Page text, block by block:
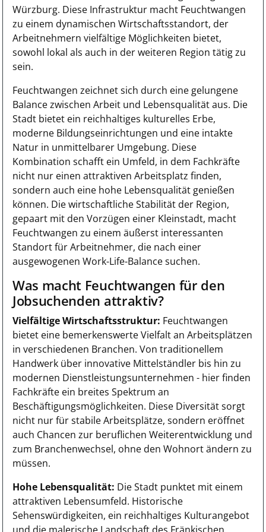
Würzburg. Diese Infrastruktur macht Feuchtwangen
zu einem dynamischen Wirtschaftsstandort, der
Arbeitnehmern vielfältige Möglichkeiten bietet,
sowohl lokal als auch in der weiteren Region tätig zu
sein.
Feuchtwangen zeichnet sich durch eine gelungene
Balance zwischen Arbeit und Lebensqualität aus. Die
Stadt bietet ein reichhaltiges kulturelles Erbe,
moderne Bildungseinrichtungen und eine intakte
Natur in unmittelbarer Umgebung. Diese
Kombination schafft ein Umfeld, in dem Fachkräfte
nicht nur einen attraktiven Arbeitsplatz finden,
sondern auch eine hohe Lebensqualität genießen
können. Die wirtschaftliche Stabilität der Region,
gepaart mit den Vorzügen einer Kleinstadt, macht
Feuchtwangen zu einem äußerst interessanten
Standort für Arbeitnehmer, die nach einer
ausgewogenen Work-Life-Balance suchen.
Was macht Feuchtwangen für den
Jobsuchenden attraktiv?
Vielfältige Wirtschaftsstruktur: Feuchtwangen
bietet eine bemerkenswerte Vielfalt an Arbeitsplätzen
in verschiedenen Branchen. Von traditionellem
Handwerk über innovative Mittelständler bis hin zu
modernen Dienstleistungsunternehmen - hier finden
Fachkräfte ein breites Spektrum an
Beschäftigungsmöglichkeiten. Diese Diversität sorgt
nicht nur für stabile Arbeitsplätze, sondern eröffnet
auch Chancen zur beruflichen Weiterentwicklung und
zum Branchenwechsel, ohne den Wohnort ändern zu
müssen.
Hohe Lebensqualität: Die Stadt punktet mit einem
attraktiven Lebensumfeld. Historische
Sehenswürdigkeiten, ein reichhaltiges Kulturangebot